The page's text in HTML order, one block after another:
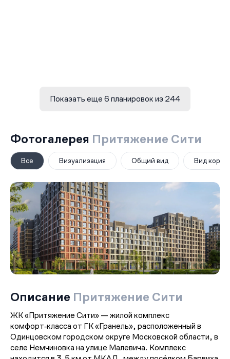
Показать еще 6 планировок из 244
Фотогалерея Притяжение Сити
Все Визуализация Общий вид Вид
Описание Притяжение Сити
ЖК «Притяжение Сити» — жилой комплекс
комфорт‑класса от ГК «Гранель», расположенный в
Одинцовском городском округе Московской области, в
селе Немчиновка на улице Малевича. Комплекс